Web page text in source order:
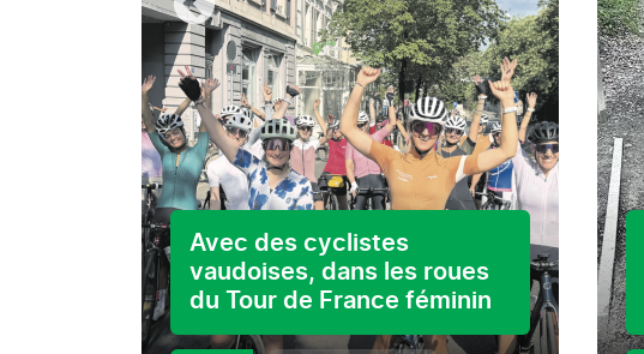
Avec des cyclistes
vaudoises, dans les roues
du Tour de France féminin